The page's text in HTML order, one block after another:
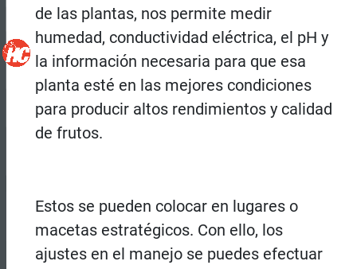
de las plantas, nos permite medir
humedad, conductividad eléctrica, el pH y
la información necesaria para que esa
planta esté en las mejores condiciones
para producir altos rendimientos y calidad
de frutos.
Estos se pueden colocar en lugares o
macetas estratégicos. Con ello, los
ajustes en el manejo se puedes efectuar